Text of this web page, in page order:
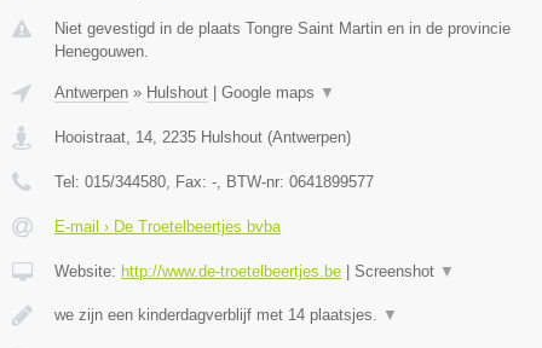
Niet gevestigd in de plaats Tongre Saint Martin en in de provincie
Henegouwen.
Antwerpen » Hulshout Google maps ▼
Hooistraat, 14 2235 Hulshout (Antwerpen)
Tel: 015/344580 , Fax: - , BTW-nr: 0641899577
E-mail › De Troetelbeertjes bvba
Website: http://www.de-troetelbeertjes.be Screenshot ▼
we zijn een kinderdagverblijf met 14 plaatsjes. ▼